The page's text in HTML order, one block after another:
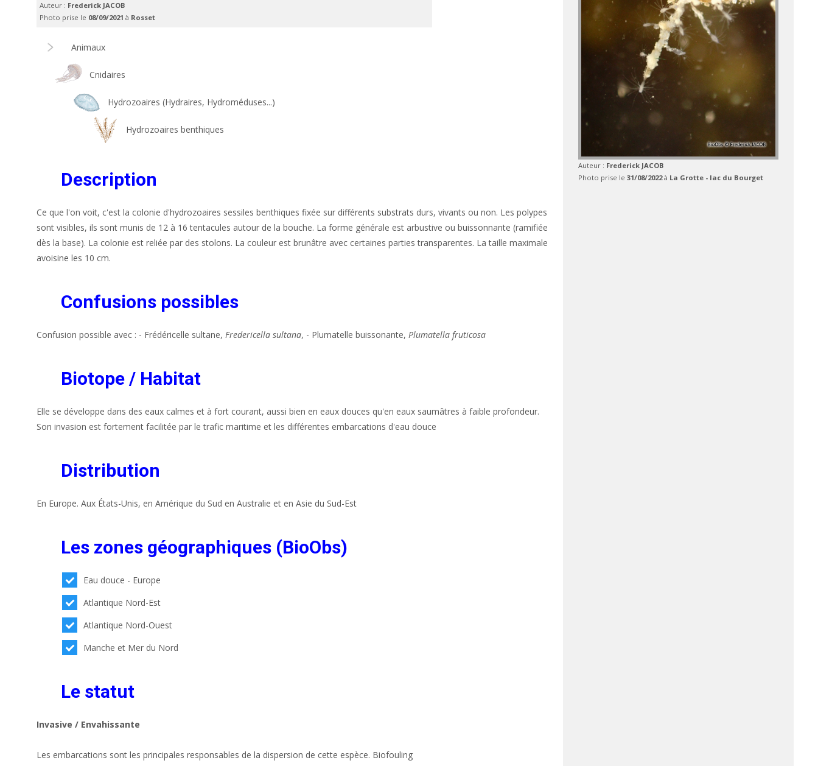
Auteur : Frederick JACOB
Photo prise le 08/09/2021 à Rosset
Animaux
Cnidaires
Hydrozoaires (Hydraires, Hydroméduses...)
Hydrozoaires benthiques
Description
Ce que l'on voit, c'est la colonie d'hydrozoaires sessiles benthiques fixée sur différents substrats durs, vivants ou non. Les polypes
sont visibles, ils sont munis de 12 à 16 tentacules autour de la bouche. La forme générale est arbustive ou buissonnante (ramifiée
dès la base). La colonie est reliée par des stolons. La couleur est brunâtre avec certaines parties transparentes. La taille maximale
avoisine les 10 cm.
Confusions possibles
Confusion possible avec : - Frédéricelle sultane, Fredericella sultana, - Plumatelle buissonante, Plumatella fruticosa
Biotope / Habitat
Elle se développe dans des eaux calmes et à fort courant, aussi bien en eaux douces qu'en eaux saumâtres à faible profondeur.
Son invasion est fortement facilitée par le trafic maritime et les différentes embarcations d'eau douce
Distribution
En Europe. Aux États-Unis, en Amérique du Sud en Australie et en Asie du Sud-Est
Les zones géographiques (BioObs)
Eau douce - Europe
Atlantique Nord-Est
Atlantique Nord-Ouest
Manche et Mer du Nord
Le statut
Invasive / Envahissante
Les embarcations sont les principales responsables de la dispersion de cette espèce. Biofouling
Auteur : Frederick JACOB
Photo prise le 31/08/2022à La Grotte - lac du Bourget